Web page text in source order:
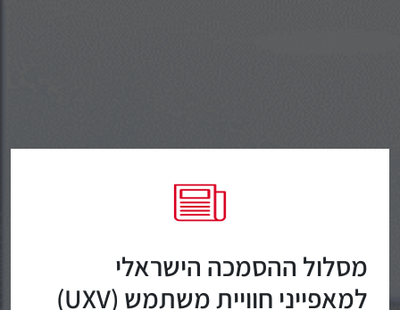
מסלול ההסמכה הישראלי
למאפייני חוויית משתמש (UXV)